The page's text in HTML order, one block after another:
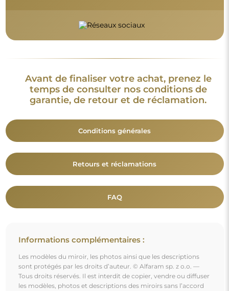
Avant de finaliser votre achat, prenez le
temps de consulter nos conditions de
garantie, de retour et de réclamation.
Conditions générales
Retours et réclamations
FAQ
Informations complémentaires :
Les modèles du miroir, les photos ainsi que les descriptions
sont protégés par les droits d’auteur. © Alfaram sp. z o.o. —
Tous droits réservés. Il est interdit de copier, vendre ou diffuser
les modèles, photos et descriptions des miroirs sans l’accord